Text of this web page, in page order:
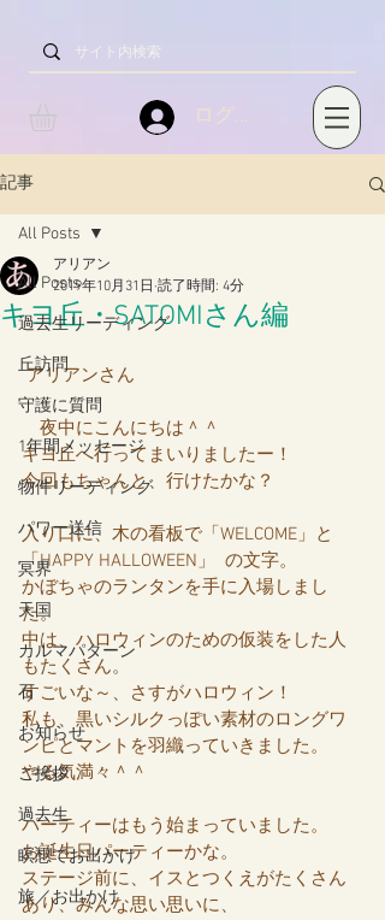
ログイン
記事
All Posts
過去生リーディング
丘訪問
守護に質問
1年間メッセージ
物件リーディング
パワー送信
冥界
天国
カルマパターン
石
お知らせ
ご挨拶
過去生
瞑想でお出かけ
旅／お出かけ
All Posts
キヨ丘・SATOMIさん編
アリアン
2019年10月31日 読了時間: 4分
アリアンさん
夜中にこんにちは＾＾
キヨ丘へ行ってまいりましたー！
今回もちゃんと、行けたかな？
入り口に、木の看板で「WELCOME」と
「HAPPY HALLOWEEN」  の文字。
かぼちゃのランタンを手に入場しまし
た。
中は、ハロウィンのための仮装をした人
もたくさん。
すごいな～、さすがハロウィン！
私も、黒いシルクっぽい素材のロングワ
ンピとマントを羽織っていきました。
やる気満々＾＾
パーティーはもう始まっていました。
お誕生日パーティーかな。
ステージ前に、イスとつくえがたくさん
あり、みんな思い思いに、